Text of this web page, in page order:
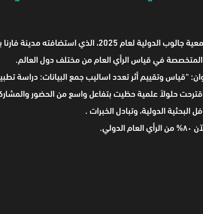
“قياس وتقييم أثر تعدد اساليب جمع البيانات: دراسة
حلولاً علمية حظيت بتفاعل واسع من الحضور
الدولية، وتبادل الخبرات .